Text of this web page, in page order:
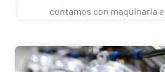
contamos con maquinaria